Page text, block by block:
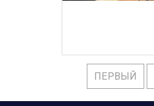
ПЕРВЫЙ